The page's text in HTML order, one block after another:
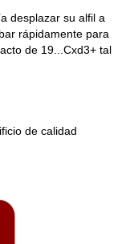
desplazar su alfil a
rápidamente para
de 19...Cxd3+ tal
de calidad